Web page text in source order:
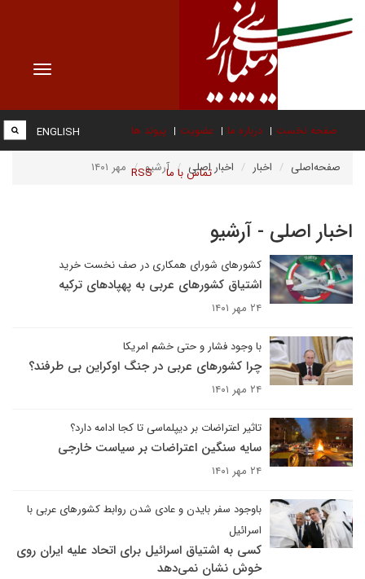
Toggle
صفحه نخست درباره ما عضویت پیوند ها
تماس با ما RSS
ENGLISH
صفحه‌اصلی اخبار اخبار اصلی آرشیو مهر ۱۴۰۱
اخبار اصلی - آرشیو
کشورهای شورای همکاری در صف نخست خرید
اشتیاق کشورهای عربی به پهپادهای ترکیه
۲۴ مهر ۱۴۰۱
با وجود فشار و حتی خشم امریکا
چرا کشورهای عربی در جنگ اوکراین بی طرفند؟
۲۴ مهر ۱۴۰۱
تاثیر اعتراضات بر دیپلماسی تا کجا ادامه دارد؟
سایه سنگین اعتراضات بر سیاست خارجی
۲۴ مهر ۱۴۰۱
باوجود سفر بایدن و عادی شدن روابط کشورهای عربی با
اسرائیل
کسی به اشتیاق اسرائیل برای اتحاد علیه ایران روی
خوش نشان نمی‌دهد